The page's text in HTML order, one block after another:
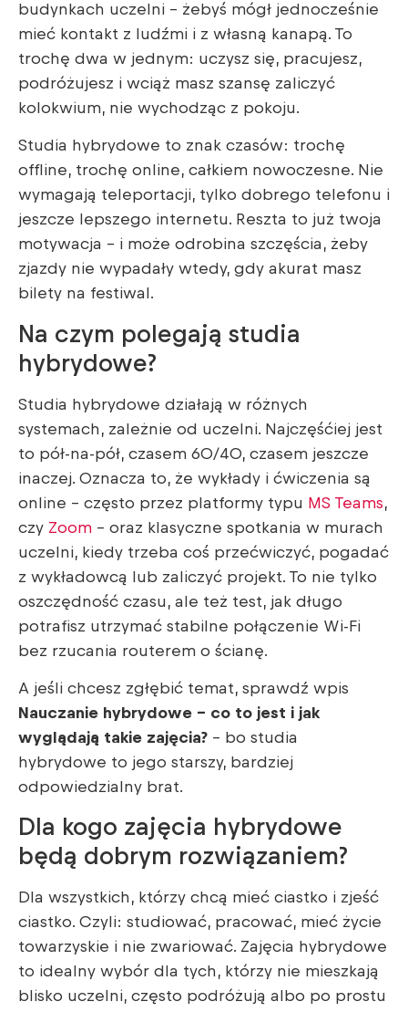
budynkach uczelni – żebyś mógł jednocześnie
mieć kontakt z ludźmi i z własną kanapą. To
trochę dwa w jednym: uczysz się, pracujesz,
podróżujesz i wciąż masz szansę zaliczyć
kolokwium, nie wychodząc z pokoju.
Studia hybrydowe to znak czasów: trochę
offline, trochę online, całkiem nowoczesne. Nie
wymagają teleportacji, tylko dobrego telefonu i
jeszcze lepszego internetu. Reszta to już twoja
motywacja – i może odrobina szczęścia, żeby
zjazdy nie wypadały wtedy, gdy akurat masz
bilety na festiwal.
Na czym polegają studia
hybrydowe?
Studia hybrydowe działają w różnych
systemach, zależnie od uczelni. Najczęśćiej jest
to pół-na-pół, czasem 60/40, czasem jeszcze
inaczej. Oznacza to, że wykłady i ćwiczenia są
online – często przez platformy typu MS Teams,
czy Zoom – oraz klasyczne spotkania w murach
uczelni, kiedy trzeba coś przećwiczyć, pogadać
z wykładowcą lub zaliczyć projekt. To nie tylko
oszczędność czasu, ale też test, jak długo
potrafisz utrzymać stabilne połączenie Wi-Fi
bez rzucania routerem o ścianę.
A jeśli chcesz zgłębić temat, sprawdź wpis
Nauczanie hybrydowe – co to jest i jak
wyglądają takie zajęcia? – bo studia
hybrydowe to jego starszy, bardziej
odpowiedzialny brat.
Dla kogo zajęcia hybrydowe
będą dobrym rozwiązaniem?
Dla wszystkich, którzy chcą mieć ciastko i zjeść
ciastko. Czyli: studiować, pracować, mieć życie
towarzyskie i nie zwariować. Zajęcia hybrydowe
to idealny wybór dla tych, którzy nie mieszkają
blisko uczelni, często podróżują albo po prostu